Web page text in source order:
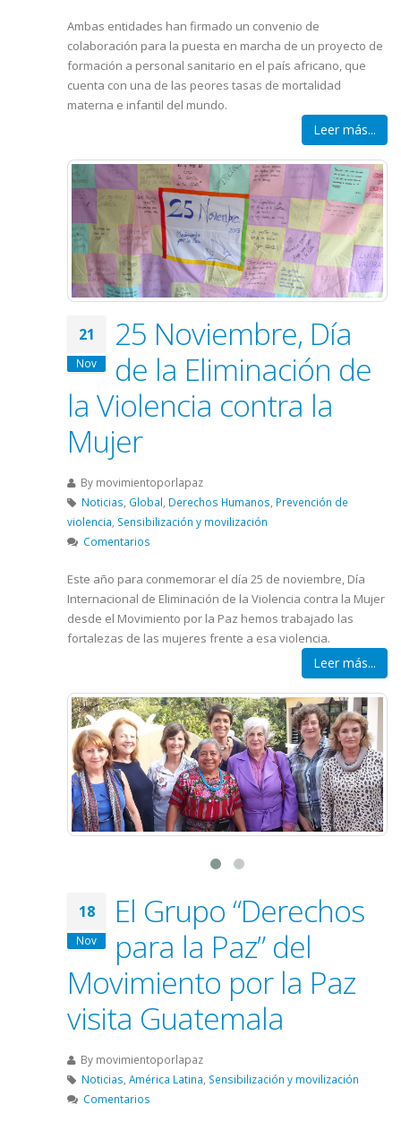
Ambas entidades han firmado un convenio de
colaboración para la puesta en marcha de un proyecto de
formación a personal sanitario en el país africano, que
cuenta con una de las peores tasas de mortalidad
materna e infantil del mundo.
Leer más...
21
Nov
25 Noviembre, Día
de la Eliminación de
la Violencia contra la
Mujer
By movimientoporlapaz
Noticias Global Derechos Humanos Prevención de
violencia Sensibilización y movilización
Comentarios
Este año para conmemorar el día 25 de noviembre, Día
Internacional de Eliminación de la Violencia contra la Mujer
desde el Movimiento por la Paz hemos trabajado las
fortalezas de las mujeres frente a esa violencia.
Leer más...
18
Nov
El Grupo “Derechos
para la Paz” del
Movimiento por la Paz
visita Guatemala
By movimientoporlapaz
Noticias América Latina Sensibilización y movilización
Comentarios